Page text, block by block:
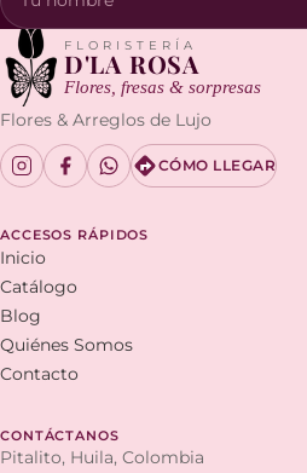
Tu nombre
FLORISTERÍA
D'LA ROSA
Flores, fresas & sorpresas
Flores & Arreglos de Lujo
CÓMO LLEGAR
ACCESOS RÁPIDOS
Inicio
Catálogo
Blog
Quiénes Somos
Contacto
CONTÁCTANOS
Pitalito, Huila, Colombia